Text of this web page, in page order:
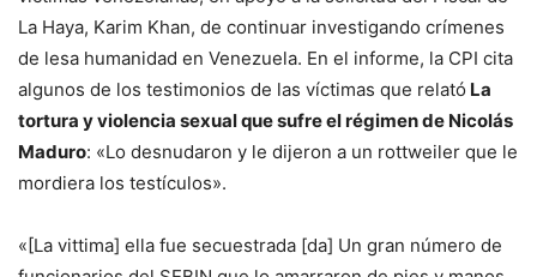
La Haya, Karim Khan, de continuar investigando crímenes
de lesa humanidad en Venezuela. En el informe, la CPI cita
algunos de los testimonios de las víctimas que relató La
tortura y violencia sexual que sufre el régimen de Nicolás
Maduro: «Lo desnudaron y le dijeron a un rottweiler que le
mordiera los testículos».
«[La vittima] ella fue secuestrada [da] Un gran número de